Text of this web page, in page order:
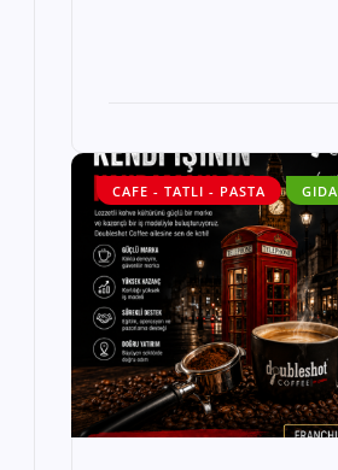
CAFE - TATLI - PASTA GIDA